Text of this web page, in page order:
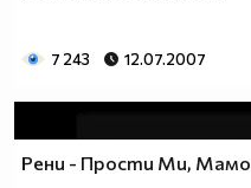
7 243 12.07.2007
Рени - Прости Ми, Мамо